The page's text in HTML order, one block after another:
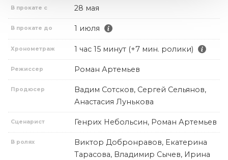
В прокате с 28 мая
В прокате до 1 июля
Хронометраж 1 час 15 минут (+7 мин. ролики)
Режиссер Роман Артемьев
Продюсер
Вадим Сотсков, Сергей Сельянов,
Анастасия Лунькова
Сценарист Генрих Небольсин, Роман Артемьев
В ролях
Виктор Добронравов, Екатерина
Тарасова, Владимир Сычев, Ирина